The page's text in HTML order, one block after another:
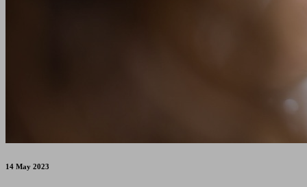
14 May 2023